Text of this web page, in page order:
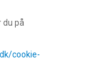
du på
cookie-